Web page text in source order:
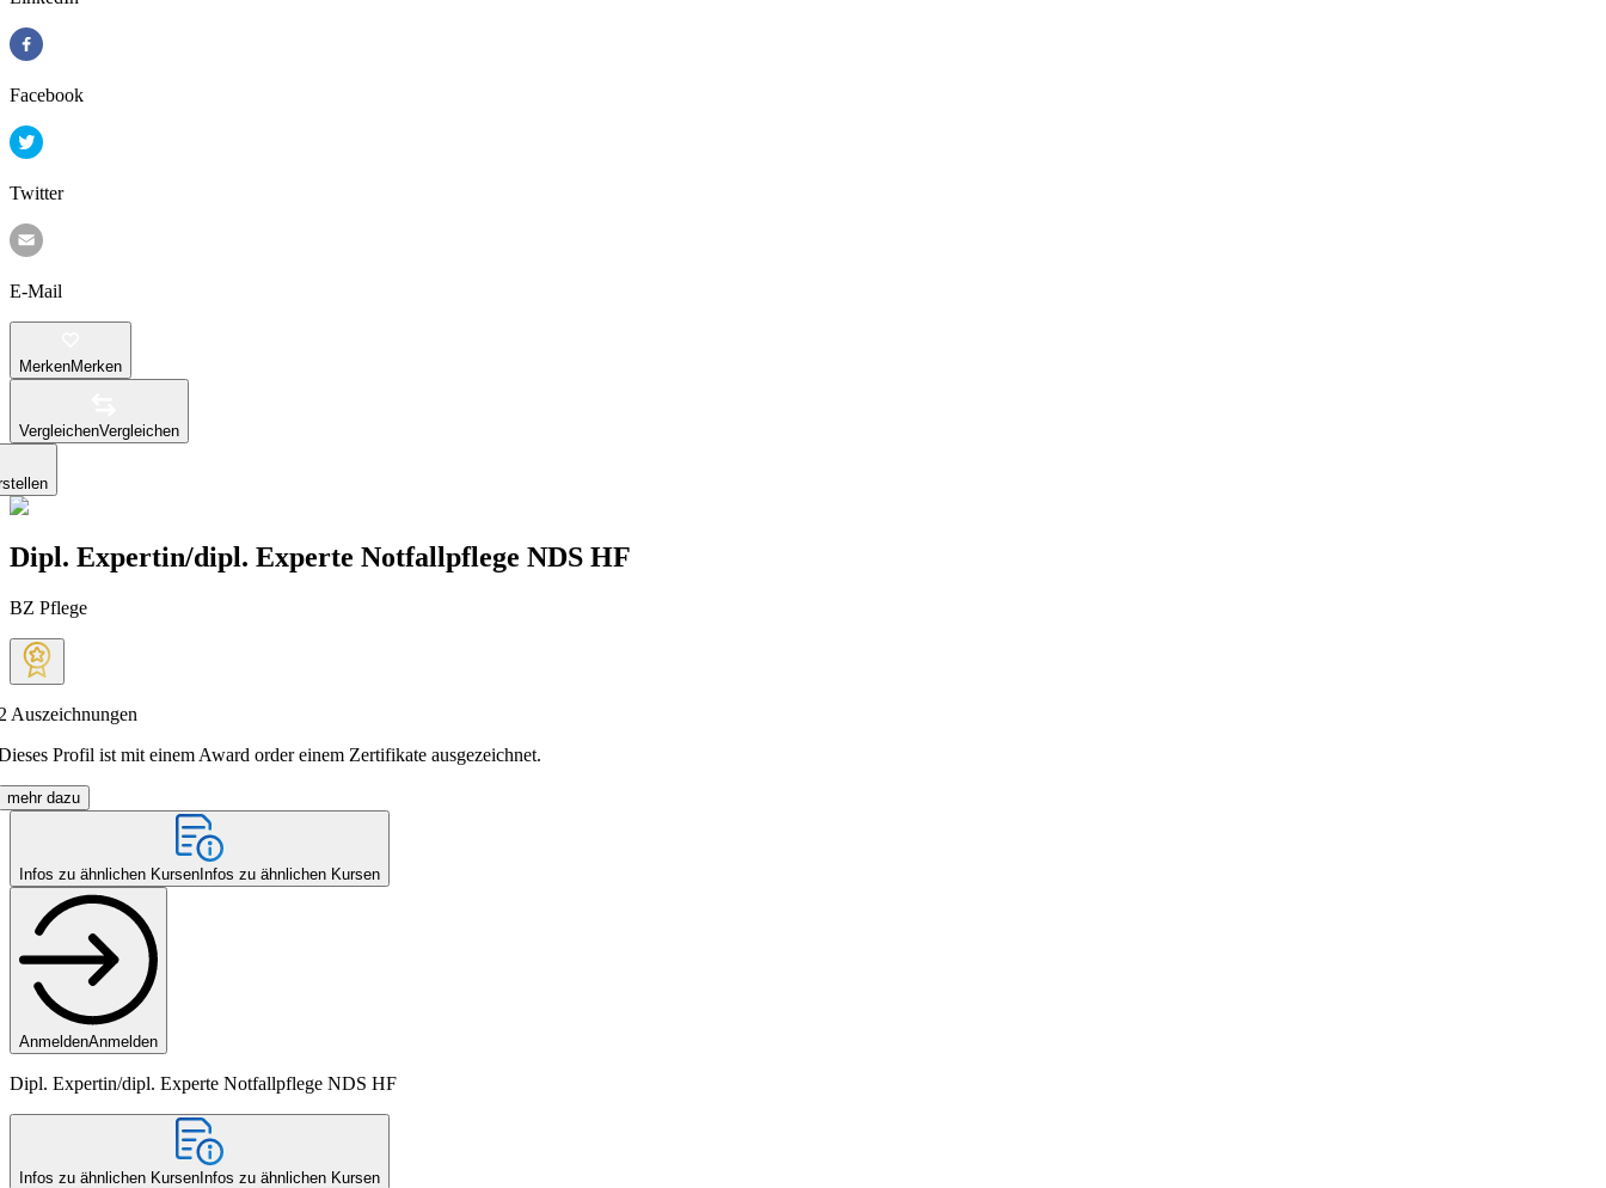
Facebook
Twitter
E-Mail
MerkenMerken
VergleichenVergleichen
Dipl. Expertin/dipl. Experte Notfallpflege NDS HF
BZ Pflege
Auszeichnungen
Profil ist mit einem Award order einem Zertifikate ausgezeichnet.
mehr dazu
Infos zu ähnlichen Kursen Infos zu ähnlichen Kursen
AnmeldenAnmelden
Dipl. Expertin/dipl. Experte Notfallpflege NDS HF
Infos zu ähnlichen Kursen Infos zu ähnlichen Kursen